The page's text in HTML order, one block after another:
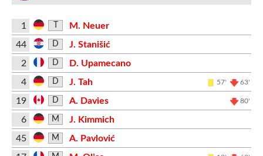
1
M. Neuer
44
D
J. Stanišić
2
D
D. Upamecano
4
D J. Tah 57' 63'
19 D A. Davies 80'
6 M
J. Kimmich
45
M
A. Pavlović